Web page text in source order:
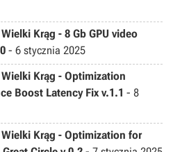
Krąg - 8 Gb GPU video
- 6 stycznia 2025
Krąg - Optimization
Boost Latency Fix v.1.1 - 8
Krąg - Optimization for